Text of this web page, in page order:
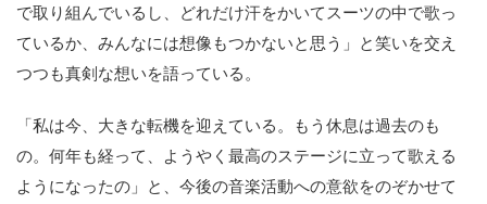
で取り組んでいるし、どれだけ汗をかいてスーツの中で歌っ
ているか、みんなには想像もつかないと思う」と笑いを交え
つつも真剣な想いを語っている。
「私は今、大きな転機を迎えている。もう休息は過去のも
の。何年も経って、ようやく最高のステージに立って歌える
ようになったの」と、今後の音楽活動への意欲をのぞかせて